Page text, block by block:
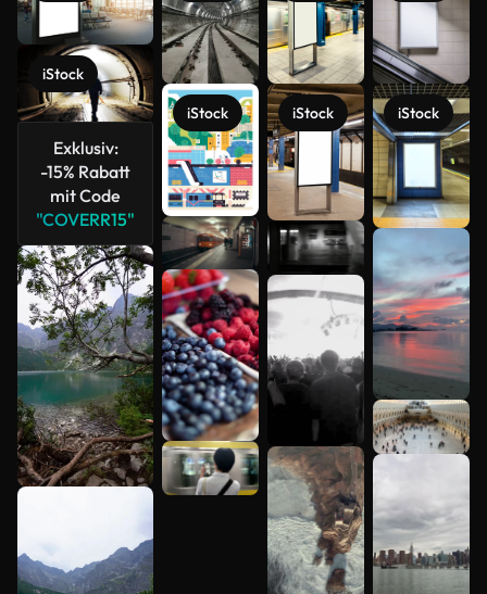
iStock
Exklusiv:
-15% Rabatt
mit Code
"COVERR15"
iStock iStock iStock
Mehr
anzeigen